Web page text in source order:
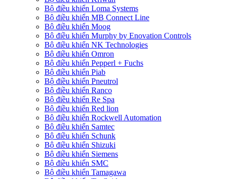
Bộ điều khiển Loma Systems
Bộ điều khiển MB Connect Line
Bộ điều khiển Moog
Bộ điều khiển Murphy by Enovation Controls
Bộ điều khiển NK Technologies
Bộ điều khiển Omron
Bộ điều khiển Pepperl + Fuchs
Bộ điều khiển Piab
Bộ điều khiển Pneutrol
Bộ điều khiển Ranco
Bộ điều khiển Re Spa
Bộ điều khiển Red lion
Bộ điều khiển Rockwell Automation
Bộ điều khiển Samtec
Bộ điều khiển Schunk
Bộ điều khiển Shizuki
Bộ điều khiển Siemens
Bộ điều khiển SMC
Bộ điều khiển Tamagawa